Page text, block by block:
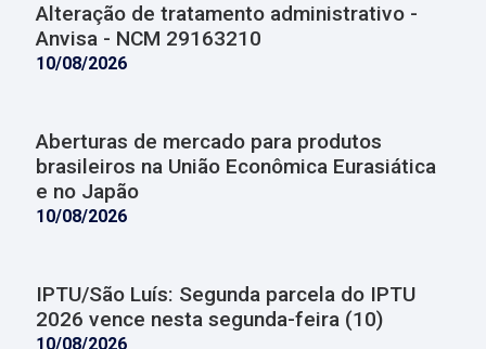
Alteração de tratamento administrativo -
Anvisa - NCM 29163210
10/08/2026
Aberturas de mercado para produtos
brasileiros na União Econômica Eurasiática
e no Japão
10/08/2026
IPTU/São Luís: Segunda parcela do IPTU
2026 vence nesta segunda-feira (10)
10/08/2026